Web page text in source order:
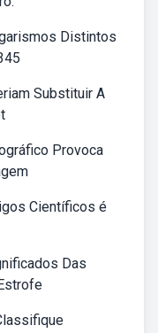
Distintos
Substituir A
Provoca
Científicos é
Das